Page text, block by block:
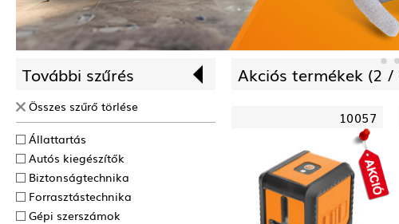
További szűrés
Összes szűrő törlése
Állattartás
Autós kiegészítők
Biztonságtechnika
Forrasztás­technika
Gépi szerszámok
Akciós termékek (2 /
10057